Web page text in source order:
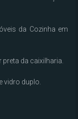
da Cozinha em
da caixilharia.
vidro duplo.